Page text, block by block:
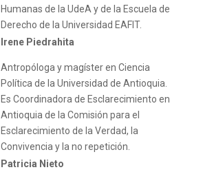
Humanas de la UdeA y de la Escuela de
Derecho de la Universidad EAFIT.
Irene Piedrahita
Antropóloga y magíster en Ciencia
Política de la Universidad de Antioquia.
Es Coordinadora de Esclarecimiento en
Antioquia de la Comisión para el
Esclarecimiento de la Verdad, la
Convivencia y la no repetición.
Patricia Nieto